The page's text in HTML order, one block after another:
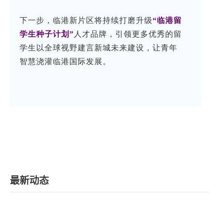
下一步，临港新片区将持续打磨升级“临港留
学生种子计划” 人才品牌，引领更多优秀的留
学生以全球视野建言新城未来建设，让青年
智慧浇灌临港国际发展。
最新动态